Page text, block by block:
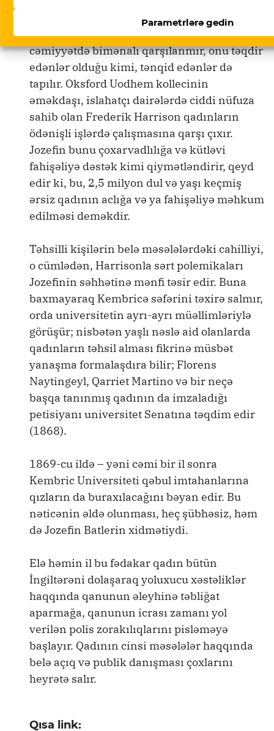
Parametrlərə gedin
Miss Batlerin bu istiqamətdəki səyləri
cəmiyyətdə bimənalı qarşılanmır, onu təqdir
edənlər olduğu kimi, tənqid edənlər də
tapılır. Oksford Uodhem kollecinin
əməkdaşı, islahatçı dairələrdə ciddi nüfuza
sahib olan Frederik Harrison qadınların
ödənişli işlərdə çalışmasına qarşı çıxır.
Jozefin bunu çoxarvadlılığa və kütləvi
fahişəliyə dəstək kimi qiymətləndirir, qeyd
edir ki, bu, 2,5 milyon dul və yaşı keçmiş
ərsiz qadının aclığa və ya fahişəliyə məhkum
edilməsi deməkdir.
Təhsilli kişilərin belə məsələlərdəki cahilliyi,
o cümlədən, Harrisonla sərt polemikaları
Jozefinin səhhətinə mənfi təsir edir. Buna
baxmayaraq Kembricə səfərini təxirə salmır,
orda universitetin ayrı-ayrı müəllimləriylə
görüşür; nisbətən yaşlı nəslə aid olanlarda
qadınların təhsil alması fikrinə müsbət
yanaşma formalaşdıra bilir; Florens
Naytingeyl, Qarriet Martino və bir neçə
başqa tanınmış qadının da imzaladığı
petisiyanı universitet Senatına təqdim edir
(1868).
1869-cu ildə – yəni cəmi bir il sonra
Kembric Universiteti qəbul imtahanlarına
qızların da buraxılacağını bəyan edir. Bu
nəticənin əldə olunması, heç şübhəsiz, həm
də Jozefin Batlerin xidmətiydi.
Elə həmin il bu fədakar qadın bütün
İngiltərəni dolaşaraq yoluxucu xəstəliklər
haqqında qanunun əleyhinə təbliğat
aparmağa, qanunun icrası zamanı yol
verilən polis zorakılıqlarını pisləməyə
başlayır. Qadının cinsi məsələlər haqqında
belə açıq və publik danışması çoxlarını
heyrətə salır.
Qısa link: